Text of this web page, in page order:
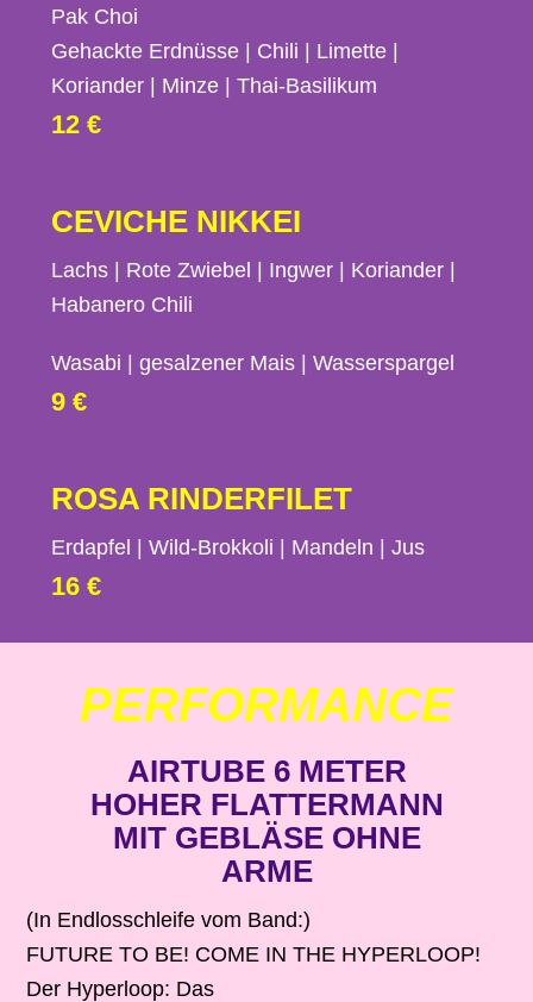
Pak Choi
Gehackte Erdnüsse | Chili | Limette |
Koriander | Minze | Thai-Basilikum
12 €
CEVICHE NIKKEI​​​​​​​​​
Lachs | Rote Zwiebel | Ingwer | Koriander |
Habanero Chili
Wasabi | gesalzener Mais | Wasserspargel
9 €
​​​​​​​​ROSA RINDERFILET
Erdapfel | Wild-Brokkoli | Mandeln | Jus
16 €
PERFORMANCE
AIRTUBE 6 METER
HOHER FLATTERMANN
MIT GEBLÄSE OHNE
ARME
(In Endlosschleife vom Band:)
FUTURE TO BE! COME IN THE HYPERLOOP!
Der Hyperloop: Das